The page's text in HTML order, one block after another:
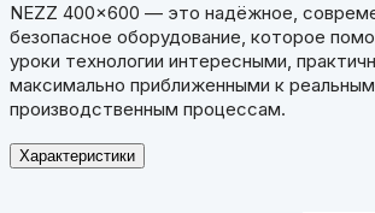
NEZZ 400×600 — это надёжное,
безопасное оборудование, которое
уроки технологии интересными,
максимально приближенными к реальным
производственным процессам.
Характеристики